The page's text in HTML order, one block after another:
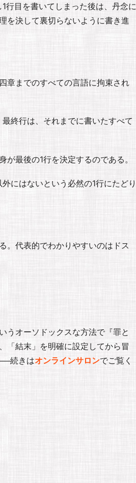
行目を書いてしまった後は、丹念に
を決して裏切らないように書き進
章までのすべての言語に拘束され
終行は、それまでに書いたすべて
最後の1行を決定するのである。
にはないという必然の1行にたどり
。代表的でわかりやすいのはドス
うオーソドックスな方法で『罪と
「結末」を明確に設定してから冒
続きはオンラインサロンでご覧く